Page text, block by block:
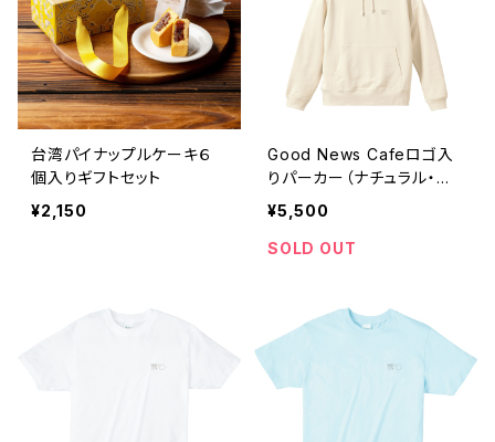
台湾パイナップルケーキ６
個入りギフトセット
¥2,150
Good News Cafeロゴ入
りパーカー（ナチュラル・ユ
ニセックス）
¥5,500
SOLD OUT